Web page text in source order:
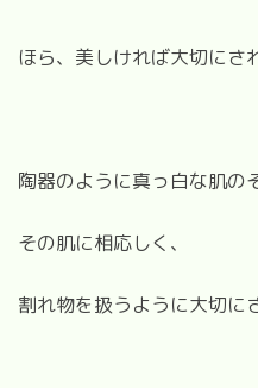
ほら、美しければ大切にさ
陶器のように真っ白な肌の
その肌に相応しく、
割れ物を扱うように大切に